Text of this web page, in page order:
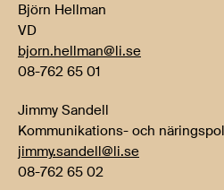
Björn Hellman
VD
bjorn.hellman@li.se
08-762 65 01
Jimmy Sandell
Kommunikations- och
jimmy.sandell@li.se
08-762 65 02